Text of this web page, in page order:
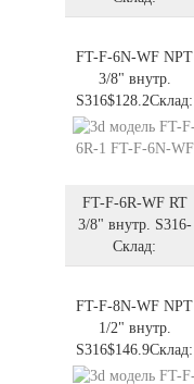
FT-F-6N-WF NPT
3/8" внутр.
S316$128.2Склад:
FT-F-6R-WFRT
3/8" внутр. S316-
Склад:
FT-F-8N-WF NPT
1/2" внутр.
S316$146.9Склад: